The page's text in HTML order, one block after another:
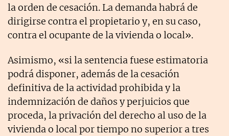
la orden de cesación. La demanda habrá de
dirigirse contra el propietario y, en su caso,
contra el ocupante de la vivienda o local».
Asimismo, «si la sentencia fuese estimatoria
podrá disponer, además de la cesación
definitiva de la actividad prohibida y la
indemnización de daños y perjuicios que
proceda, la privación del derecho al uso de la
vivienda o local por tiempo no superior a tres